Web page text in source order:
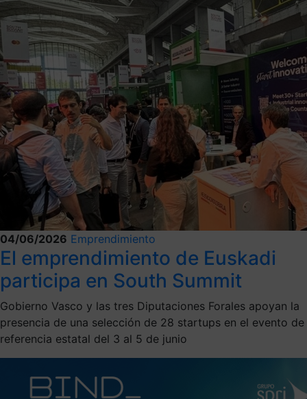
04/06/2026 Emprendimiento
El emprendimiento de Euskadi
participa en South Summit
Gobierno Vasco y las tres Diputaciones Forales apoyan la
presencia de una selección de 28 startups en el evento de
referencia estatal del 3 al 5 de junio